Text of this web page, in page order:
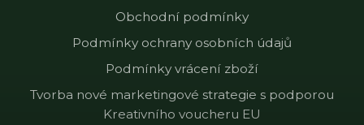
Obchodní podmínky
Podmínky ochrany osobních údajů
Podmínky vrácení zboží
Tvorba nové marketingové strategie s podporou
Kreativního voucheru EU